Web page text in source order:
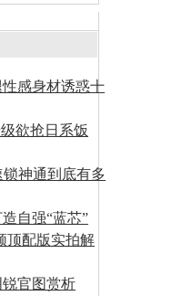
感身材诱惑十
欲抢日系饭
神通到底有多
自强“蓝芯”
顶配版实拍解
官图赏析